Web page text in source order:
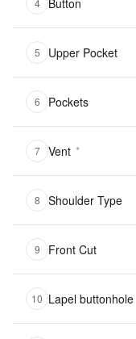
4 Button
5 Upper Pocket
6 Pockets
7 Vent *
8 Shoulder Type
9 Front Cut
10 Lapel buttonhole